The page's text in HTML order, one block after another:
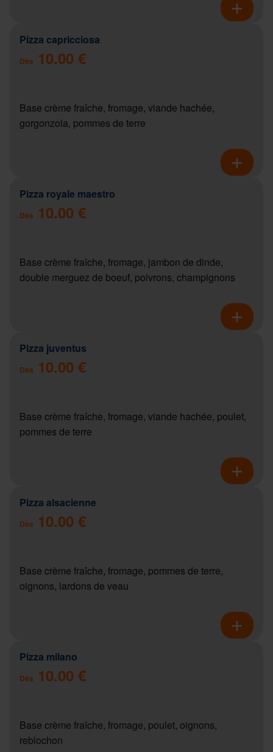
Pizza capricciosa
Dès 10.00 €
Base crème fraîche, fromage, viande hachée,
gorgonzola, pommes de terre
Pizza royale maestro
Dès 10.00 €
Base crème fraîche, fromage, jambon de dinde,
double merguez de boeuf, poivrons, champignons
Pizza juventus
Dès 10.00 €
Base crème fraîche, fromage, viande hachée, poulet,
pommes de terre
Pizza alsacienne
Dès 10.00 €
Base crème fraîche, fromage, pommes de terre,
oignons, lardons de veau
Pizza milano
Dès 10.00 €
Base crème fraîche, fromage, poulet, oignons,
reblochon